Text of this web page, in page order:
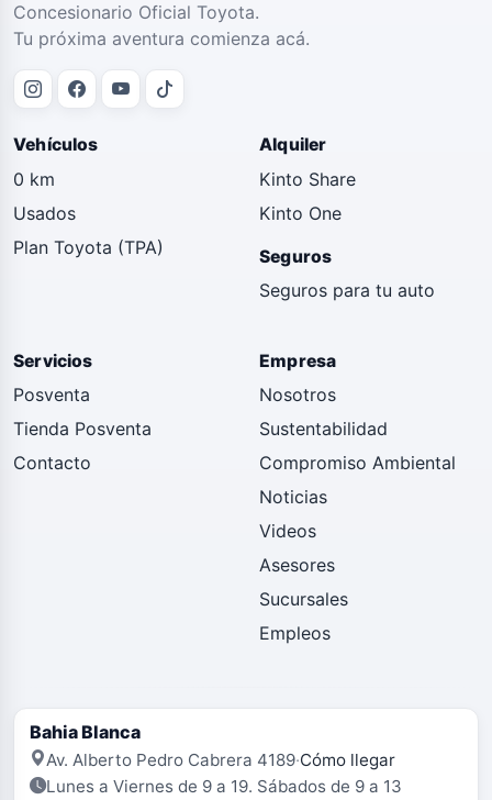
Concesionario Oficial Toyota.
Tu próxima aventura comienza acá.
Vehículos
0 km
Usados
Plan Toyota (TPA)
Alquiler
Kinto Share
Kinto One
Seguros
Seguros para tu auto
Servicios
Posventa
Tienda Posventa
Contacto
Empresa
Nosotros
Sustentabilidad
Compromiso Ambiental
Noticias
Videos
Asesores
Sucursales
Empleos
Bahia Blanca
Av. Alberto Pedro Cabrera 4189·Cómo llegar
Lunes a Viernes de 9 a 19. Sábados de 9 a 13